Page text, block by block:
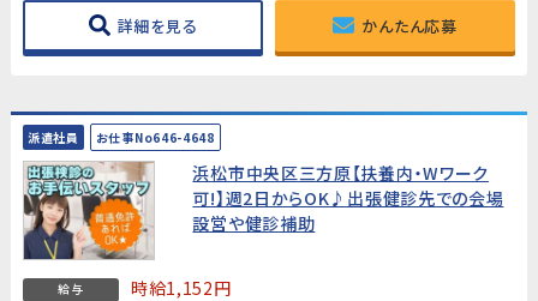
詳細を見る かんたん応募
派遣社員 お仕事No646-4648
浜松市中央区三方原【扶養内・Wワーク
可!】週2日からOK♪出張健診先での会場
設営や健診補助
給与 時給1,152円